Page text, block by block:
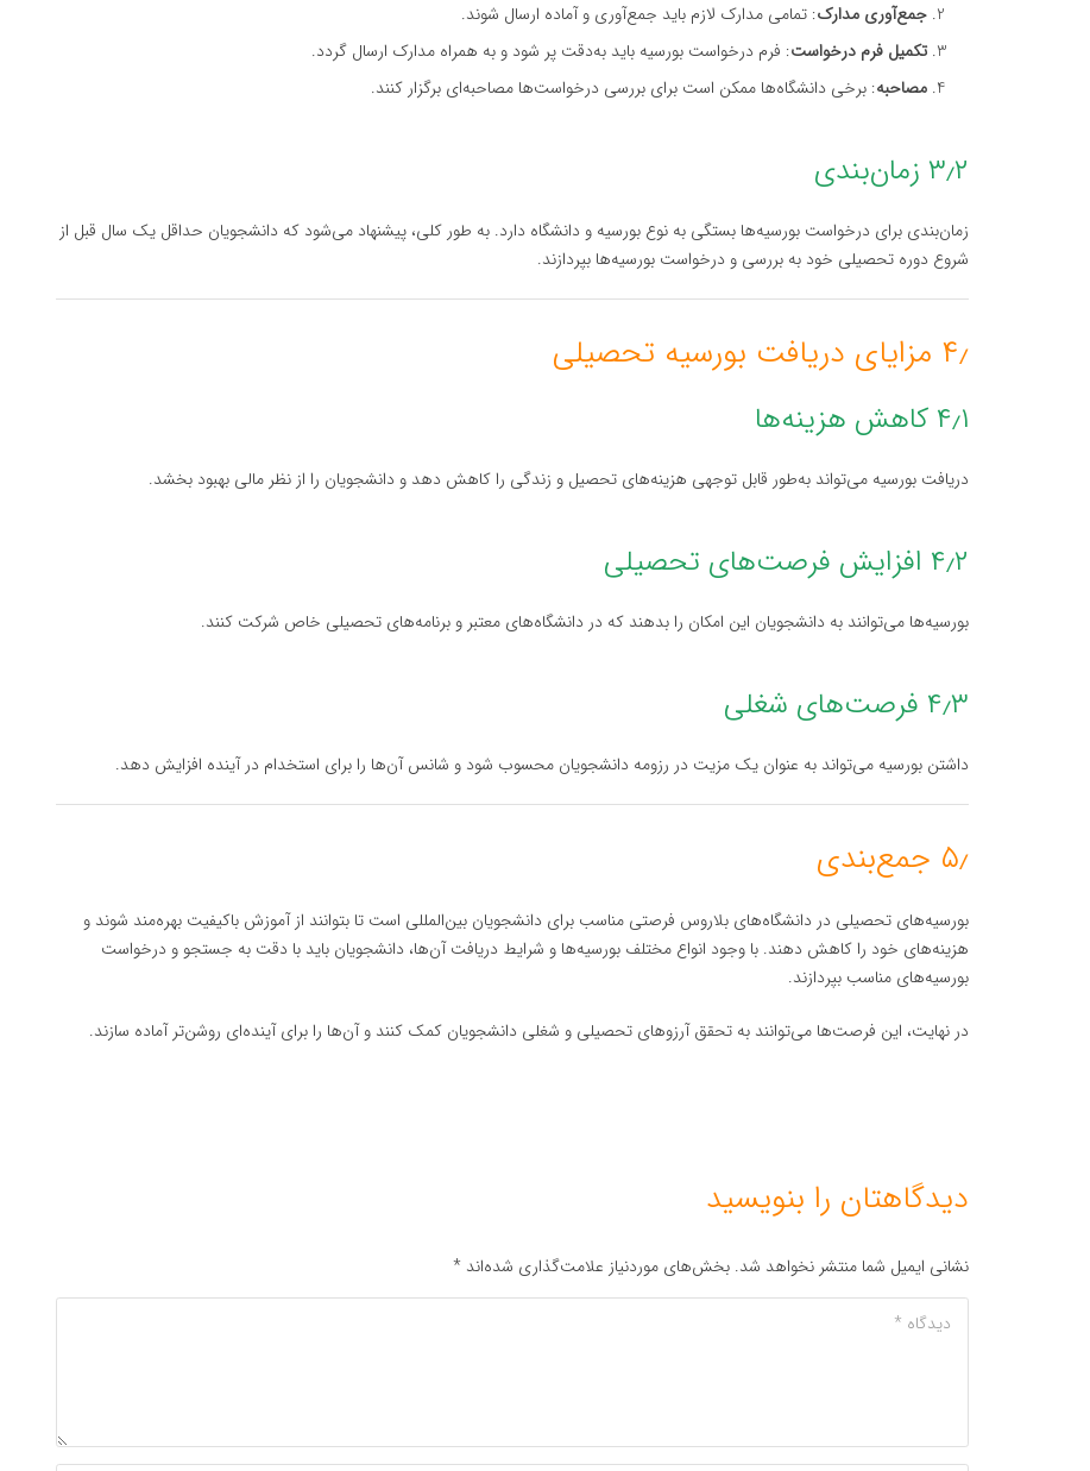
جمع‌آوری مدارک: تمامی مدارک لازم باید جمع‌آوری و آماده ارسال شوند.
تکمیل فرم درخواست: فرم درخواست بورسیه باید به‌دقت پر شود و به همراه مدارک ارسال گردد.
مصاحبه: برخی دانشگاه‌ها ممکن است برای بررسی درخواست‌ها مصاحبه‌ای برگزار کنند.
۳٫۲ زمان‌بندی
زمان‌بندی برای درخواست بورسیه‌ها بستگی به نوع بورسیه و دانشگاه دارد. به طور کلی، پیشنهاد می‌شود که دانشجویان حداقل یک سال قبل از
شروع دوره تحصیلی خود به بررسی و درخواست بورسیه‌ها بپردازند.
۴٫ مزایای دریافت بورسیه تحصیلی
۴٫۱ کاهش هزینه‌ها
دریافت بورسیه می‌تواند به‌طور قابل توجهی هزینه‌های تحصیل و زندگی را کاهش دهد و دانشجویان را از نظر مالی بهبود بخشد.
۴٫۲ افزایش فرصت‌های تحصیلی
بورسیه‌ها می‌توانند به دانشجویان این امکان را بدهند که در دانشگاه‌های معتبر و برنامه‌های تحصیلی خاص شرکت کنند.
۴٫۳ فرصت‌های شغلی
داشتن بورسیه می‌تواند به عنوان یک مزیت در رزومه دانشجویان محسوب شود و شانس آن‌ها را برای استخدام در آینده افزایش دهد.
۵٫ جمع‌بندی
بورسیه‌های تحصیلی در دانشگاه‌های بلاروس فرصتی مناسب برای دانشجویان بین‌المللی است تا بتوانند از آموزش باکیفیت بهره‌مند شوند و
هزینه‌های خود را کاهش دهند. با وجود انواع مختلف بورسیه‌ها و شرایط دریافت آن‌ها، دانشجویان باید با دقت به جستجو و درخواست
بورسیه‌های مناسب بپردازند.
در نهایت، این فرصت‌ها می‌توانند به تحقق آرزوهای تحصیلی و شغلی دانشجویان کمک کنند و آن‌ها را برای آینده‌ای روشن‌تر آماده سازند.
دیدگاهتان را بنویسید
نشانی ایمیل شما منتشر نخواهد شد. بخش‌های موردنیاز علامت‌گذاری شده‌اند *